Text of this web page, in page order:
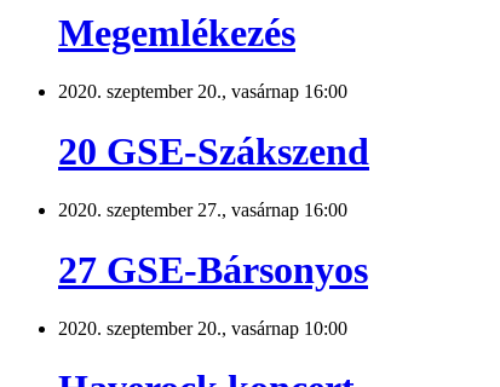
Megemlékezés
2020. szeptember 20., vasárnap 16:00
20 GSE-Szákszend
2020. szeptember 27., vasárnap 16:00
27 GSE-Bársonyos
2020. szeptember 20., vasárnap 10:00